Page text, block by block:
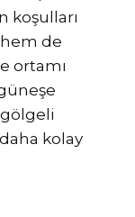
koşulları
hem de
ortamı
gölgeli
kolay